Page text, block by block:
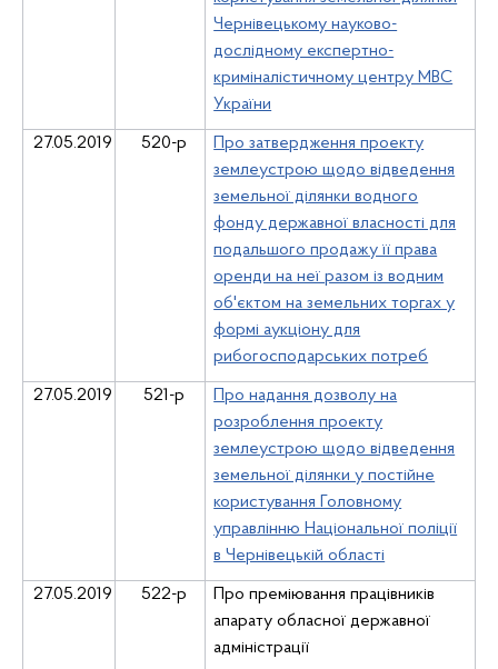
Чернівецькому науково-
дослідному експертно-
криміналістичному центру МВС
України
27.05.2019 520-р
Про затвердження проекту
землеустрою щодо відведення
земельної ділянки водного
фонду державної власності для
подальшого продажу її права
оренди на неї разом із водним
об'єктом на земельних торгах у
формі аукціону для
рибогосподарських потреб
27.05.2019 521-р
Про надання дозволу на
розроблення проекту
землеустрою щодо відведення
земельної ділянки у постійне
користування Головному
управлінню Національної поліції
в Чернівецькій області
27.05.2019 522-р
Про преміювання працівників
апарату обласної державної
адміністрації